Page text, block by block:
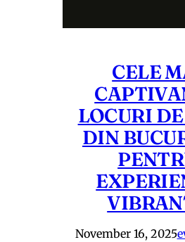
CELE
LOCURI
DIN
November 16, 2025